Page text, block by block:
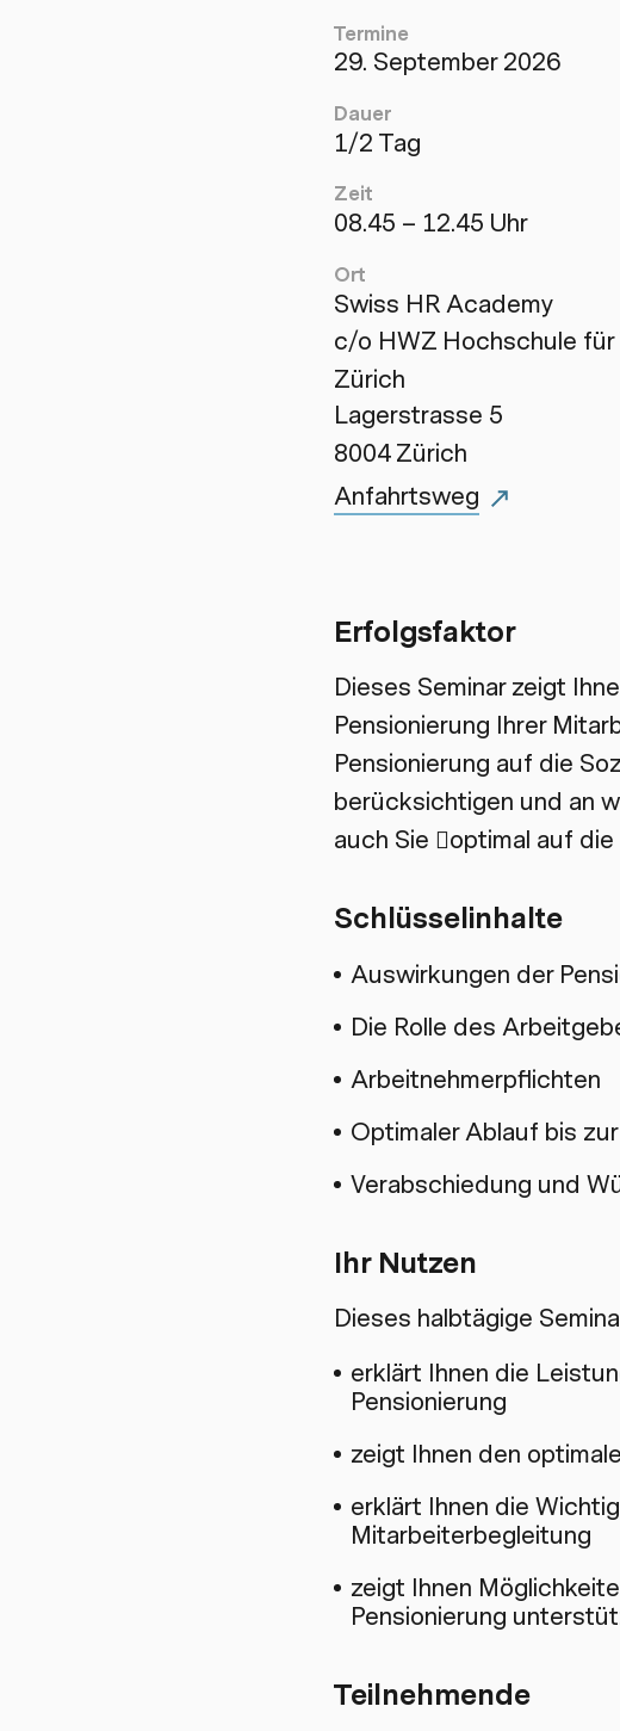
Termine
29. September 2026
Dauer
1/2 Tag
Zeit
08.45 – 12.45 Uhr
Ort
Swiss HR Academy
c/o HWZ Hochschule
Zürich
Lagerstrasse 5
8004 Zürich
Anfahrtsweg
Erfolgsfaktor
Dieses Seminar zeigt
Pensionierung Ihrer
Pensionierung auf die
berücksichtigen und an
auch Sie optimal auf
Schlüsselinhalte
Auswirkungen der
Die Rolle des
Arbeitnehmerpflichten
Optimaler Ablauf bis
Verabschiedung und
Ihr Nutzen
Dieses halbtägige
erklärt Ihnen die
Pensionierung
zeigt Ihnen den
erklärt Ihnen die
Mitarbeiterbegleitung
zeigt Ihnen
Pensionierung
Teilnehmende